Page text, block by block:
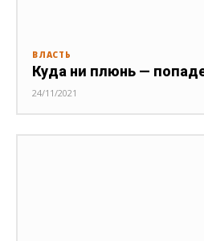
ВЛАСТЬ
Куда ни плюнь —
24/11/2021